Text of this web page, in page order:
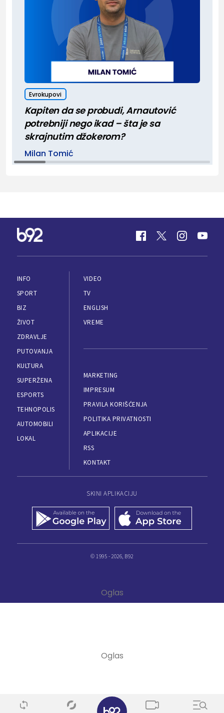
Evrokupovi
Kapiten da se probudi, Arnautović
potrebniji nego ikad – šta je sa
skrajnutim džokerom?
Milan Tomić
INFO
SPORT
BIZ
ŽIVOT
ZDRAVLJE
PUTOVANJA
KULTURA
SUPERŽENA
ESPORTS
TEHNOPOLIS
AUTOMOBILI
LOKAL
VIDEO
TV
ENGLISH
VREME
MARKETING
IMPRESUM
PRAVILA KORIŠĆENJA
POLITIKA PRIVATNOSTI
APLIKACIJE
RSS
KONTAKT
SKINI APLIKACIJU
© 1995 - 2026, B92
✕